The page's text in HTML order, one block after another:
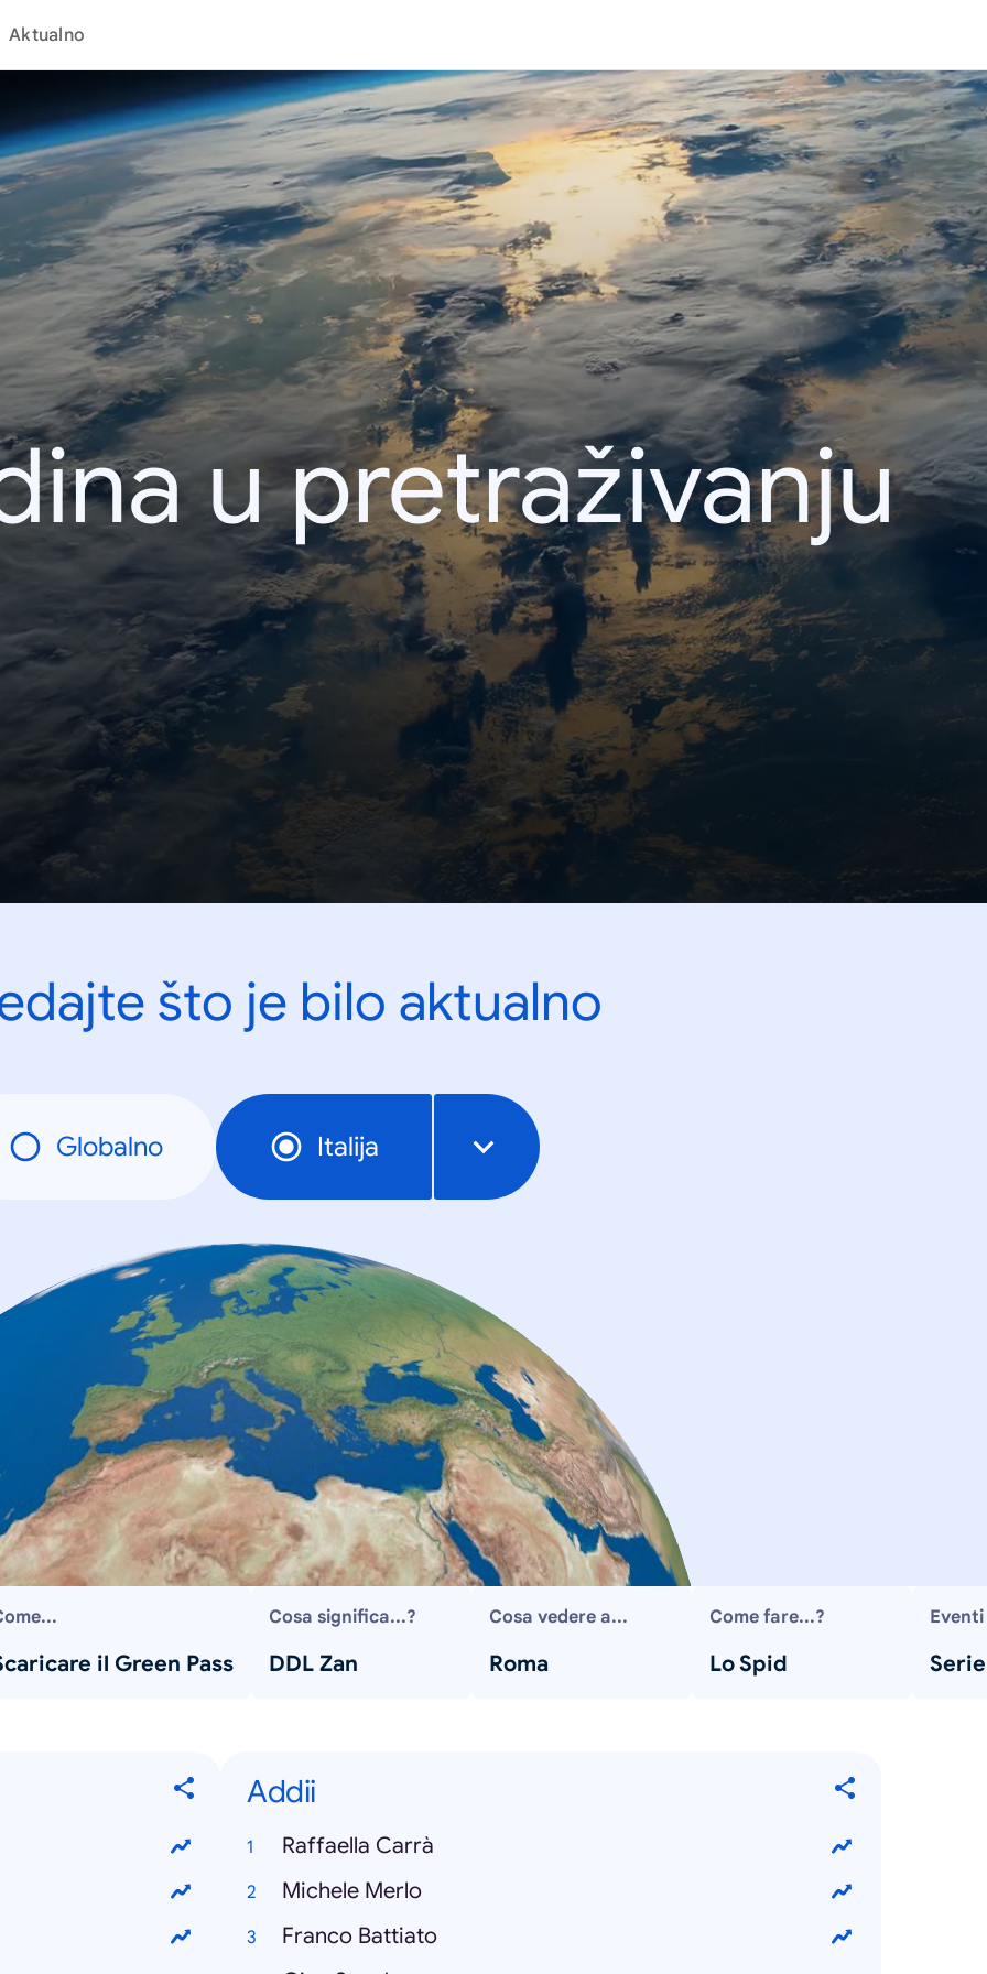
Aktualno
u pretraživanju
što je bilo aktualno
Globalno Italija
il Green Pass
Cosa significa...?
DDL Zan
Cosa vedere a...
Roma
Come fare...?
Lo Spid
Eventi
Addii
Raffaella Carrà
Michele Merlo
Franco Battiato